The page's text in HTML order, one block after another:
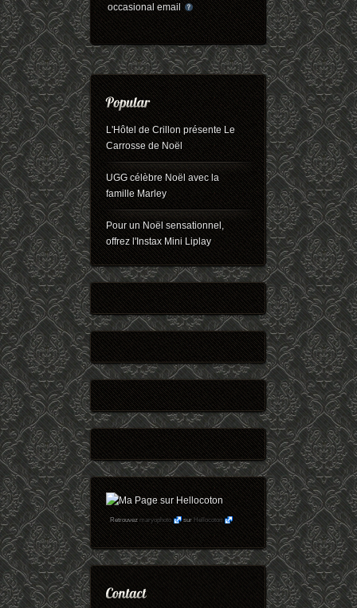
occasional email
L'Hôtel de Crillon présente Le
Carrosse de Noël
UGG célèbre Noël avec la
famille Marley
Pour un Noël sensationnel,
offrez l'Instax Mini Liplay
Retrouvezmaryophoto surHellocoton